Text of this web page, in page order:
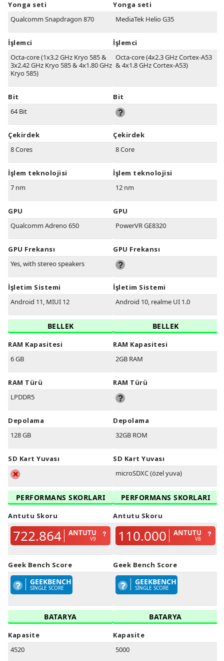
Yonga seti
Qualcomm Snapdragon 870
İşlemci
Octa-core (1x3.2 GHz Kryo 585 &
3x2.42 GHz Kryo 585 & 4x1.80 GHz
Kryo 585)
Bit
64 Bit
Çekirdek
8 Cores
İşlem teknolojisi
7 nm
GPU
Qualcomm Adreno 650
GPU Frekansı
Yes, with stereo speakers
İşletim Sistemi
Android 11, MIUI 12
BELLEK
RAM Kapasitesi
6 GB
RAM Türü
LPDDR5
Depolama
128 GB
SD Kart Yuvası
PERFORMANS SKORLARI
Antutu Skoru
722.864 ANTUTU
V9
Geek Bench Score
GEEKBENCH
SINGLE SCORE
BATARYA
Kapasite
4520
Yonga seti
MediaTek Helio G35
İşlemci
Octa-core (4x2.3 GHz Cortex-A53
& 4x1.8 GHz Cortex-A53)
Bit
Çekirdek
8 Core
İşlem teknolojisi
12 nm
GPU
PowerVR GE8320
GPU Frekansı
İşletim Sistemi
Android 10, realme UI 1.0
BELLEK
RAM Kapasitesi
2GB RAM
RAM Türü
Depolama
32GB ROM
SD Kart Yuvası
microSDXC (özel yuva)
PERFORMANS SKORLARI
Antutu Skoru
110.000 ANTUTU
V8
Geek Bench Score
GEEKBENCH
SINGLE SCORE
BATARYA
Kapasite
5000